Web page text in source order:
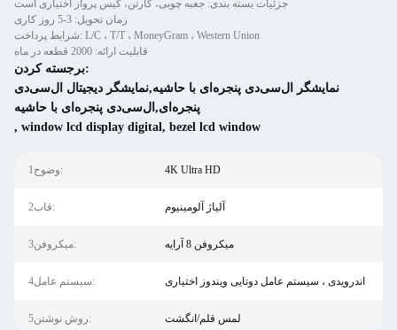
جزئیات بسته بندی: جعبه چوبی، کارتن، کیس پرواز اختیاری است
زمان تحویل: 3-5 روز کاری
شرایط پرداخت: L/C ، T/T ، MoneyGram ، Western Union
قابلیت ارائه: 2000 قطعه در ماه
برجسته کردن:
نمایشگر ال‌سی‌دی پنجره‌ای با حاشیه,نمایشگر دیجیتال ال‌سی‌دی
پنجره‌ای,ال‌سی‌دی پنجره‌ای با حاشیه
, window lcd display digital, bezel lcd window
1وضوح: 4K Ultra HD
2قاب: آلیاژ آلومینیوم
3میکروفن: میکروفن 8 آرایه
4سیستم عامل: اندرویدی ، سیستم عامل دوتایی ویندوز اختیاری
5روش نوشتن: لمس قلم/انگشت